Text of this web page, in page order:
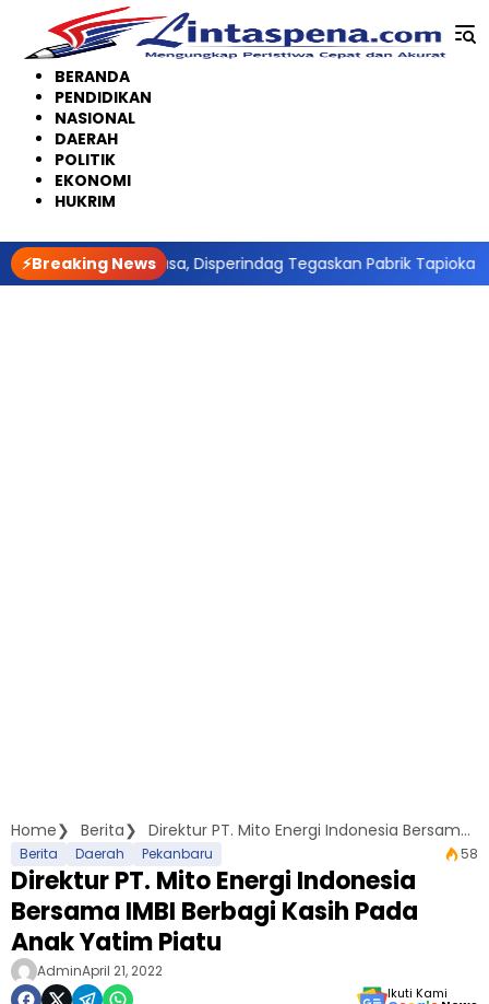
konten
BERANDA
PENDIDIKAN
NASIONAL
DAERAH
POLITIK
EKONOMI
HUKRIM
⚡Breaking News
Internusa, Disperindag Tegaskan Pabrik Tapioka Wajib Patuhi
Home Berita Direktur PT. Mito Energi Indonesia Bersama IMBI Berbagi Kasih Pada Anak Yatim Piatu
Berita Daerah Pekanbaru 58
Direktur PT. Mito Energi Indonesia
Bersama IMBI Berbagi Kasih Pada
Anak Yatim Piatu
AdminApril 21, 2022
Ikuti Kami